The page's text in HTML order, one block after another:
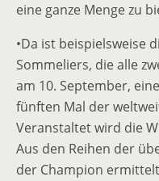
eine ganze Menge zu
•Da ist beispielsweise
Sommeliers, die alle
am 10. September,
fünften Mal der
Veranstaltet wird die
Aus den Reihen der
der Champion